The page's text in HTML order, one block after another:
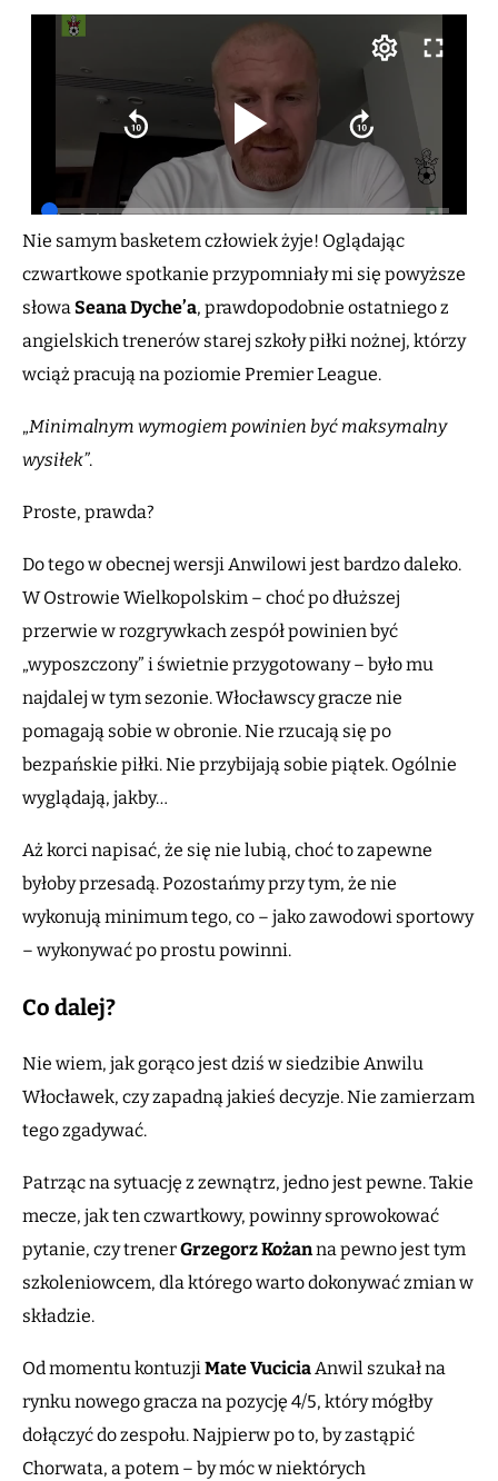
Nie samym basketem człowiek żyje! Oglądając
czwartkowe spotkanie przypomniały mi się powyższe
słowa Seana Dyche’a, prawdopodobnie ostatniego z
angielskich trenerów starej szkoły piłki nożnej, którzy
wciąż pracują na poziomie Premier League.
„Minimalnym wymogiem powinien być maksymalny
wysiłek”.
Proste, prawda?
Do tego w obecnej wersji Anwilowi jest bardzo daleko.
W Ostrowie Wielkopolskim – choć po dłuższej
przerwie w rozgrywkach zespół powinien być
„wyposzczony” i świetnie przygotowany – było mu
najdalej w tym sezonie. Włocławscy gracze nie
pomagają sobie w obronie. Nie rzucają się po
bezpańskie piłki. Nie przybijają sobie piątek. Ogólnie
wyglądają, jakby…
Aż korci napisać, że się nie lubią, choć to zapewne
byłoby przesadą. Pozostańmy przy tym, że nie
wykonują minimum tego, co – jako zawodowi sportowy
– wykonywać po prostu powinni.
Co dalej?
Nie wiem, jak gorąco jest dziś w siedzibie Anwilu
Włocławek, czy zapadną jakieś decyzje. Nie zamierzam
tego zgadywać.
Patrząc na sytuację z zewnątrz, jedno jest pewne. Takie
mecze, jak ten czwartkowy, powinny sprowokować
pytanie, czy trenerGrzegorz Kożanna pewno jest tym
szkoleniowcem, dla którego warto dokonywać zmian w
składzie.
Od momentu kontuzjiMate VuciciaAnwil szukał na
rynku nowego gracza na pozycję 4/5, który mógłby
dołączyć do zespołu. Najpierw po to, by zastąpić
Chorwata, a potem – by móc w niektórych